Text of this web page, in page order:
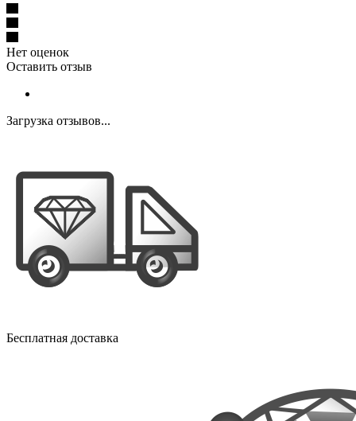
Нет оценок
Оставить отзыв
Загрузка отзывов...
Бесплатная доставка